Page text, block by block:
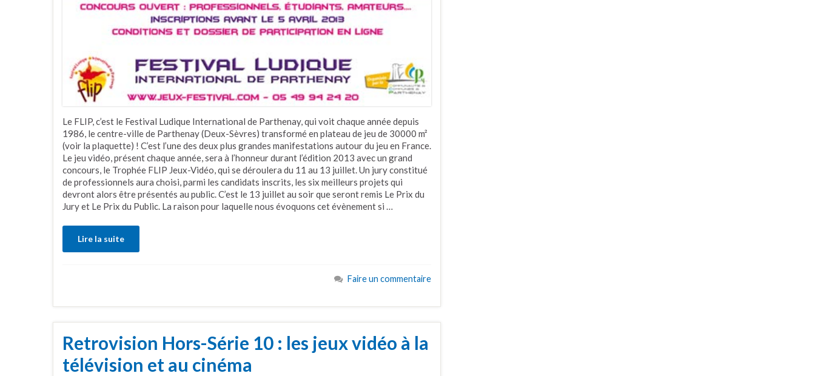
Le FLIP, c’est le Festival Ludique International de Parthenay, qui voit chaque année depuis
1986, le centre-ville de Parthenay (Deux-Sèvres) transformé en plateau de jeu de 30000 m²
(voir la plaquette) ! C’est l’une des deux plus grandes manifestations autour du jeu en France.
Le jeu vidéo, présent chaque année, sera à l’honneur durant l’édition 2013 avec un grand
concours, le Trophée FLIP Jeux-Vidéo, qui se déroulera du 11 au 13 juillet. Un jury constitué
de professionnels aura choisi, parmi les candidats inscrits, les six meilleurs projets qui
devront alors être présentés au public. C’est le 13 juillet au soir que seront remis Le Prix du
Jury et Le Prix du Public. La raison pour laquelle nous évoquons cet évènement si …
Lire la suite
Faire un commentaire
Retrovision Hors-Série 10 : les jeux vidéo à la
télévision et au cinéma